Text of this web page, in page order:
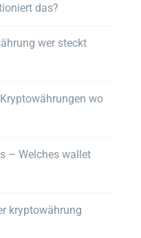
das?
wer steckt
wo
– Welches wallet
kryptowährung